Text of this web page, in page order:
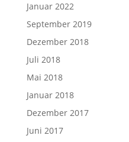
Januar 2022
September 2019
Dezember 2018
Juli 2018
Mai 2018
Januar 2018
Dezember 2017
Juni 2017